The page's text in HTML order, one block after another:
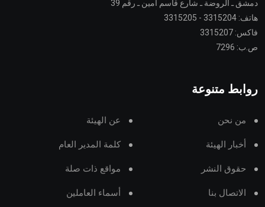
دمشق ـ الروضة ـ شارع قاسم أمين ـ رقم 39
هاتف: 3315204 - 3315205
فاكس: 3315207
ص.ب: 7296
روابط متنوعة
من نحن عن الهيئة
أخبار الهيئة كلمة المدير العام
حقوق النشر مواقع ذات صلة
الاتصال بنا أسماء العاملين